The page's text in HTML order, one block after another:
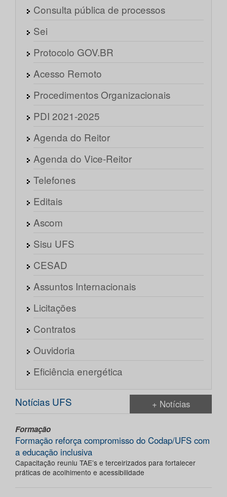
Consulta pública de processos
Sei
Protocolo GOV.BR
Acesso Remoto
Procedimentos Organizacionais
PDI 2021-2025
Agenda do Reitor
Agenda do Vice-Reitor
Telefones
Editais
Ascom
Sisu UFS
CESAD
Assuntos Internacionais
Licitações
Contratos
Ouvidoria
Eficiência energética
Notícias UFS + Notícias
Formação
Formação reforça compromisso do Codap/UFS com
a educação inclusiva
Capacitação reuniu TAE’s e terceirizados para fortalecer
práticas de acolhimento e acessibilidade